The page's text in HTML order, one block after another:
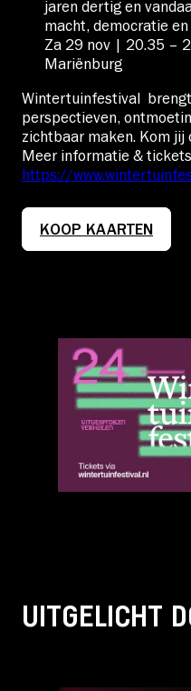
jaren dertig en
macht, democratie en
Za 29 nov | 20.35 –
Mariënburg
Wintertuinfestival
perspectieven,
zichtbaar maken. Kom jij
Meer informatie &
https://
KOOP KAARTEN
UITGELICHT